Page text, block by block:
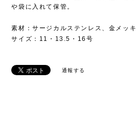
や袋に入れて保管。
素材：サージカルステンレス、金メッキ
サイズ：11・13.5・16号
通報する